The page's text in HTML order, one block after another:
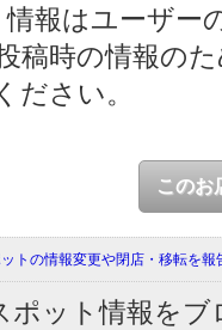
報はユーザー
稿時の情報の
ださい。
このお
トの情報変更や閉店・移転を報
ポット情報をブ